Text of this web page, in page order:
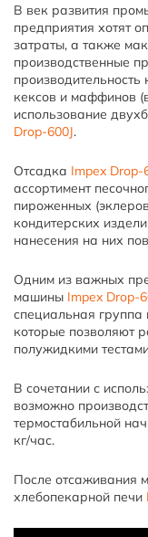
В век развития
предприятия хотят
затраты, а также
производственные
производительность
кексов и маффинов
использование
Drop-600J.
Отсадка Impex Drop-
ассортимент
пироженных
кондитерских
нанесения на них
Одним из важных
машины Impex Drop-
специальная
которые позволяют
полужидкими
В сочетании с
возможно
термостабильной
кг/час.
После отсаживания
хлебопекарной печи